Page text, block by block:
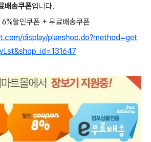
배송쿠폰입니다.
할인쿠폰 + 무료배송쿠폰
display/planshop.do?method=get